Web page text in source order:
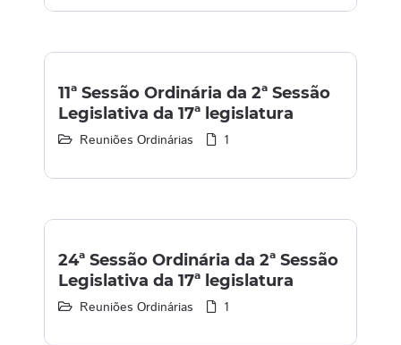
11ª Sessão Ordinária da 2ª Sessão
Legislativa da 17ª legislatura
Reuniões Ordinárias 1
24ª Sessão Ordinária da 2ª Sessão
Legislativa da 17ª legislatura
Reuniões Ordinárias 1